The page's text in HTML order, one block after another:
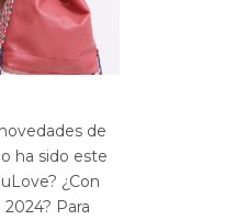
de
ha sido este
¿Con
Para